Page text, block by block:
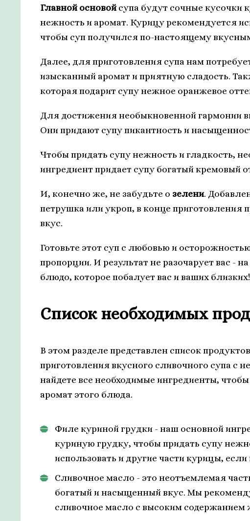
Главной основойсупа будут сочные кусочки
нежность и аромат. Курицу рекомендуется
чтобы суп получился по-настоящему
Далее, для приготовления супа нам
изысканный аромат и приятную сладость.
которая подарит супу нежное оранжевое
Для достижения необыкновенной гармонии
Они придают супу пикантность и
Чтобы придать супу нежность и гладкость,
ингредиент придает супу богатый кремовый
И, конечно же, не забудьте о зелени.
петрушка или укроп, в конце приготовления
вкус.
Готовьте этот суп с любовью и
пропорции. И результат не разочарует вас -
блюдо, которое побалует вас и ваших близких!
Список необходимых
В этом разделе представлен список
приготовления вкусного сливочного супа с
найдете все необходимые ингредиенты,
аромат этого блюда.
Филе куриной грудки - наш основной
куриную грудку, чтобы придать супу
использовать и другие части курицы, если
Сливочное масло - это неотъемлемая
богатый и насыщенный вкус. Мы
сливочное масло с высоким содержанием